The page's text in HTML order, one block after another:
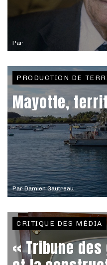
Par
ParDamien Gautreau
PRODUCTION DE
Mayotte,
CRITIQUE DES MÉDIA
« Tribune des